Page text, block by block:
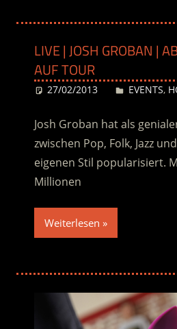
LIVE | JOSH GROBAN |
AUF TOUR
27/02/2013 Desiree
EVENTS,
Josh Groban hat als
zwischen Pop, Folk, Jazz
eigenen Stil popularisiert.
Millionen
Weiterlesen